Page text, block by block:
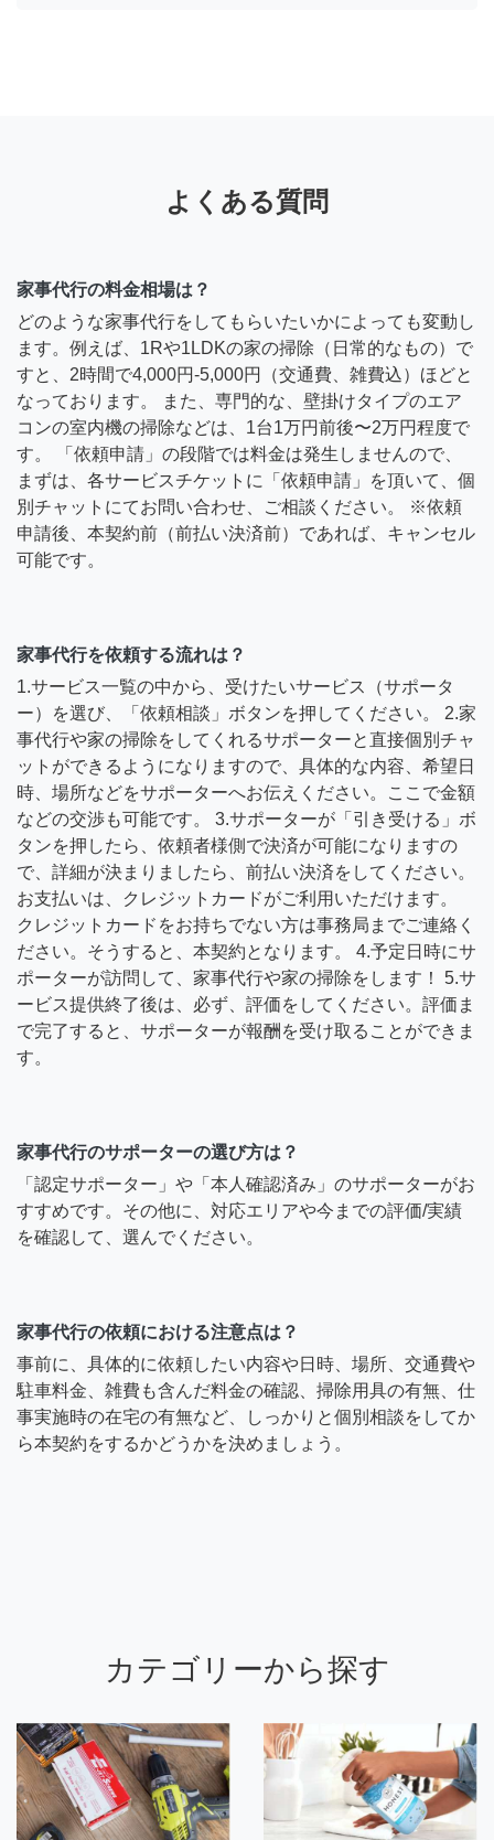
よくある質問
家事代行の料金相場は？
どのような家事代行をしてもらいたいかによっても変動し
ます。例えば、1Rや1LDKの家の掃除（日常的なもの）で
すと、2時間で4,000円-5,000円（交通費、雑費込）ほどと
なっております。 また、専門的な、壁掛けタイプのエア
コンの室内機の掃除などは、1台1万円前後〜2万円程度で
す。 「依頼申請」の段階では料金は発生しませんので、
まずは、各サービスチケットに「依頼申請」を頂いて、個
別チャットにてお問い合わせ、ご相談ください。 ※依頼
申請後、本契約前（前払い決済前）であれば、キャンセル
可能です。
家事代行を依頼する流れは？
1.サービス一覧の中から、受けたいサービス（サポータ
ー）を選び、「依頼相談」ボタンを押してください。 2.家
事代行や家の掃除をしてくれるサポーターと直接個別チャ
ットができるようになりますので、具体的な内容、希望日
時、場所などをサポーターへお伝えください。ここで金額
などの交渉も可能です。 3.サポーターが「引き受ける」ボ
タンを押したら、依頼者様側で決済が可能になりますの
で、詳細が決まりましたら、前払い決済をしてください。
お支払いは、クレジットカードがご利用いただけます。
クレジットカードをお持ちでない方は事務局までご連絡く
ださい。そうすると、本契約となります。 4.予定日時にサ
ポーターが訪問して、家事代行や家の掃除をします！ 5.サ
ービス提供終了後は、必ず、評価をしてください。評価ま
で完了すると、サポーターが報酬を受け取ることができま
す。
家事代行のサポーターの選び方は？
「認定サポーター」や「本人確認済み」のサポーターがお
すすめです。その他に、対応エリアや今までの評価/実績
を確認して、選んでください。
家事代行の依頼における注意点は？
事前に、具体的に依頼したい内容や日時、場所、交通費や
駐車料金、雑費も含んだ料金の確認、掃除用具の有無、仕
事実施時の在宅の有無など、しっかりと個別相談をしてか
ら本契約をするかどうかを決めましょう。
カテゴリーから探す